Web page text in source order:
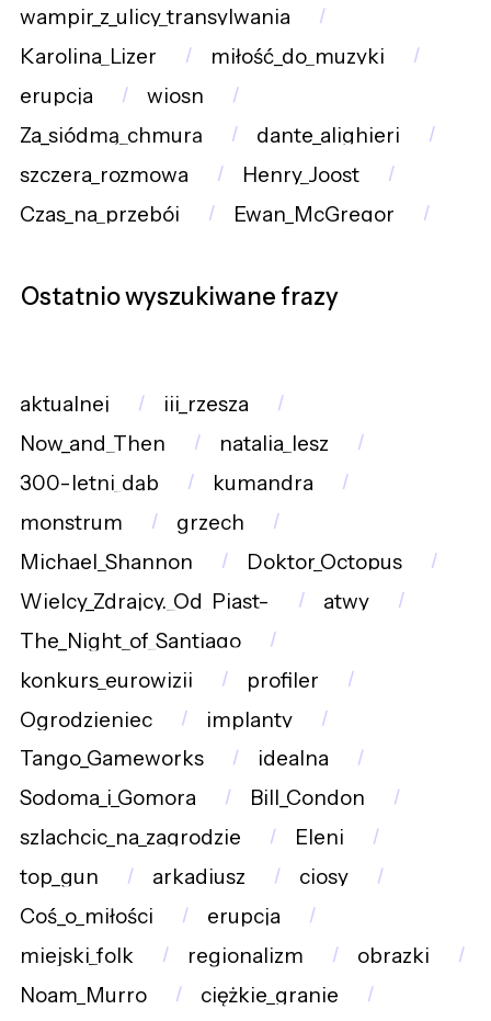
wampir_z_ulicy_transylwania
Karolina_Lizer
miłość_do_muzyki
erupcja
wiosn
Za_siódmą_chmurą
dante_alighieri
szczera_rozmowa
Henry_Joost
Czas_na_przebój
Ewan_McGregor
Ostatnio wyszukiwane frazy
aktualnej
iii_rzesza
Now_and_Then
natalia_lesz
300-letni_dąb
kumandra
monstrum
grzech
Michael_Shannon
Doktor_Octopus
Wielcy_Zdrajcy._Od_Piast-
atwy
The_Night_of_Santiago
konkurs_eurowizji
profiler
Ogrodzieniec
implanty
Tango_Gameworks
idealna
Sodoma_i_Gomora
Bill_Condon
szlachcic_na_zagrodzie
Eleni
top_gun
arkadiusz
ciosy
Coś_o_miłości
erupcja
miejski_folk
regionalizm
obrazki
Noam_Murro
ciężkie_granie